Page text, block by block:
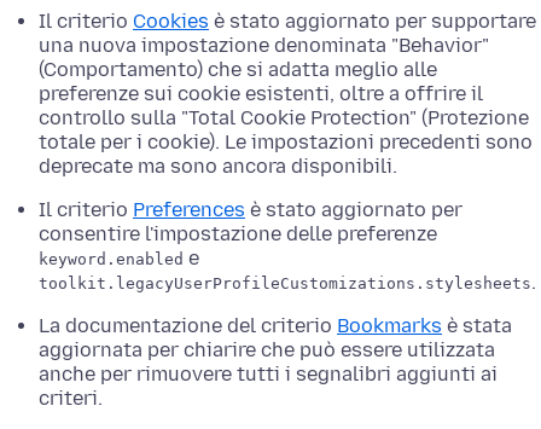
Il criterio Cookies è stato aggiornato per supportare
una nuova impostazione denominata "Behavior"
(Comportamento) che si adatta meglio alle
preferenze sui cookie esistenti, oltre a offrire il
controllo sulla "Total Cookie Protection" (Protezione
totale per i cookie). Le impostazioni precedenti sono
deprecate ma sono ancora disponibili.
Il criterio Preferences è stato aggiornato per
consentire l'impostazione delle preferenze
keyword.enabled e
toolkit.legacyUserProfileCustomizations.stylesheets.
La documentazione del criterio Bookmarks è stata
aggiornata per chiarire che può essere utilizzata
anche per rimuovere tutti i segnalibri aggiunti ai
criteri.